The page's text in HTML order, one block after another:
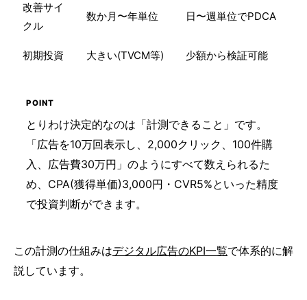
改善サイ
クル
数か月〜年単位 日〜週単位でPDCA
初期投資 大きい(TVCM等) 少額から検証可能
とりわけ決定的なのは「計測できること」です。
「広告を10万回表示し、2,000クリック、100件購
入、広告費30万円」のようにすべて数えられるた
め、CPA(獲得単価)3,000円・CVR5%といった精度
で投資判断ができます。
この計測の仕組みはデジタル広告のKPI一覧で体系的に解
説しています。